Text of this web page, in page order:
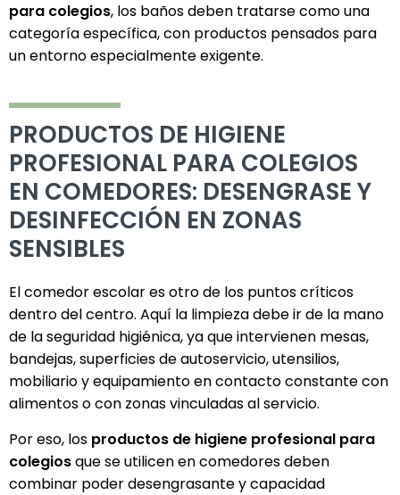
para colegios, los baños deben tratarse como una
categoría específica, con productos pensados para
un entorno especialmente exigente.
PRODUCTOS DE HIGIENE
PROFESIONAL PARA COLEGIOS
EN COMEDORES: DESENGRASE Y
DESINFECCIÓN EN ZONAS
SENSIBLES
El comedor escolar es otro de los puntos críticos
dentro del centro. Aquí la limpieza debe ir de la mano
de la seguridad higiénica, ya que intervienen mesas,
bandejas, superficies de autoservicio, utensilios,
mobiliario y equipamiento en contacto constante con
alimentos o con zonas vinculadas al servicio.
Por eso, los productos de higiene profesional para
colegiosque se utilicen en comedores deben
combinar poder desengrasante y capacidad